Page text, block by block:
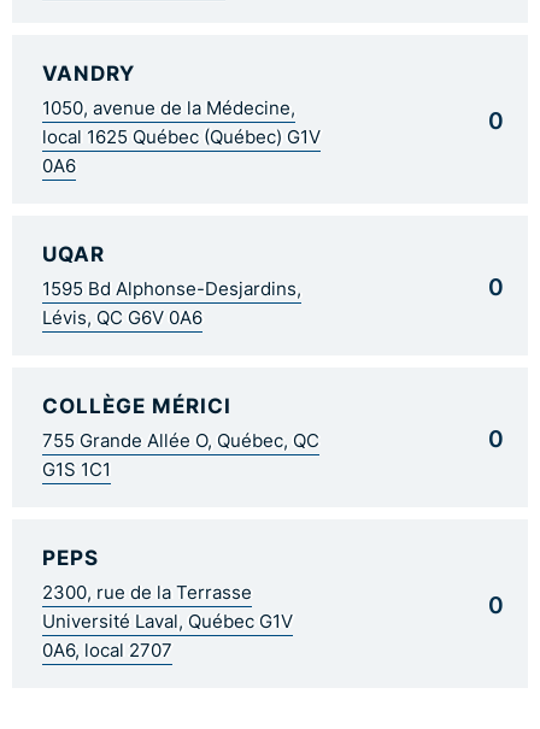
VANDRY
1050, avenue de la Médecine,
local 1625 Québec (Québec) G1V
0A6
0
UQAR
1595 Bd Alphonse-Desjardins,
Lévis, QC G6V 0A6
0
COLLÈGE MÉRICI
755 Grande Allée O, Québec, QC
G1S 1C1
0
PEPS
2300, rue de la Terrasse
Université Laval, Québec G1V
0A6, local 2707
0